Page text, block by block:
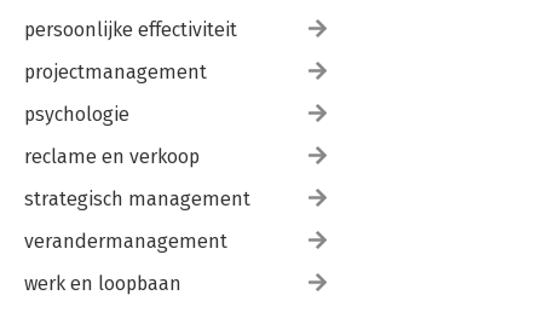
persoonlijke effectiviteit
projectmanagement
psychologie
reclame en verkoop
strategisch management
verandermanagement
werk en loopbaan